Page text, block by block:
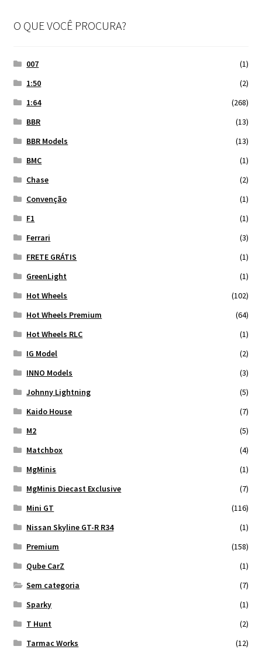
O QUE VOCÊ PROCURA?
007
(1)
1:50
(2)
1:64
(268)
BBR
(13)
BBR Models
(13)
BMC
(1)
Chase
(2)
Convenção
(1)
F1
(1)
Ferrari
(3)
FRETE GRÁTIS
(1)
GreenLight
(1)
Hot Wheels
(102)
Hot Wheels Premium
(64)
Hot Wheels RLC
(1)
IG Model
(2)
INNO Models
(3)
Johnny Lightning
(5)
Kaido House
(7)
M2
(5)
Matchbox
(4)
MgMinis
(1)
MgMinis Diecast Exclusive
(7)
Mini GT
(116)
Nissan Skyline GT-R R34
(1)
Premium
(158)
Qube CarZ
(1)
Sem categoria
(7)
Sparky
(1)
T Hunt
(2)
Tarmac Works
(12)